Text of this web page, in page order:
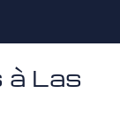
à Las